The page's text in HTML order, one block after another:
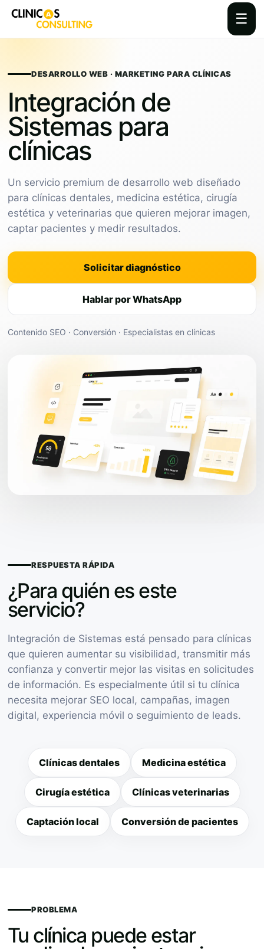
☰
contentDESARROLLO WEB · MARKETING PARA CLÍNICAS
Integración de
Sistemas para
clínicas
Un servicio premium de desarrollo web diseñado
para clínicas dentales, medicina estética, cirugía
estética y veterinarias que quieren mejorar imagen,
captar pacientes y medir resultados.
Solicitar diagnóstico
Hablar por WhatsApp
Contenido SEO · Conversión · Especialistas en clínicas
RESPUESTA RÁPIDA
¿Para quién es este
servicio?
Integración de Sistemas está pensado para clínicas
que quieren aumentar su visibilidad, transmitir más
confianza y convertir mejor las visitas en solicitudes
de información. Es especialmente útil si tu clínica
necesita mejorar SEO local, campañas, imagen
digital, experiencia móvil o seguimiento de leads.
Clínicas dentales Medicina estética
Cirugía estética Clínicas veterinarias
Captación local Conversión de pacientes
PROBLEMA
Tu clínica puede estar